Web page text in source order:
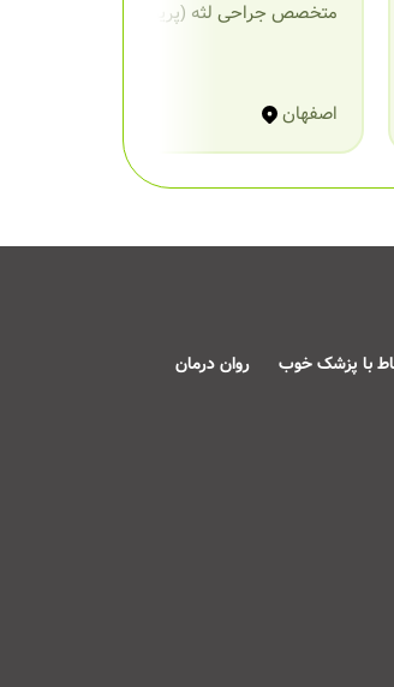
متخصص جراحی لثه (پریودنتیست)
اصفهان
با پزشک خوب روان درمان